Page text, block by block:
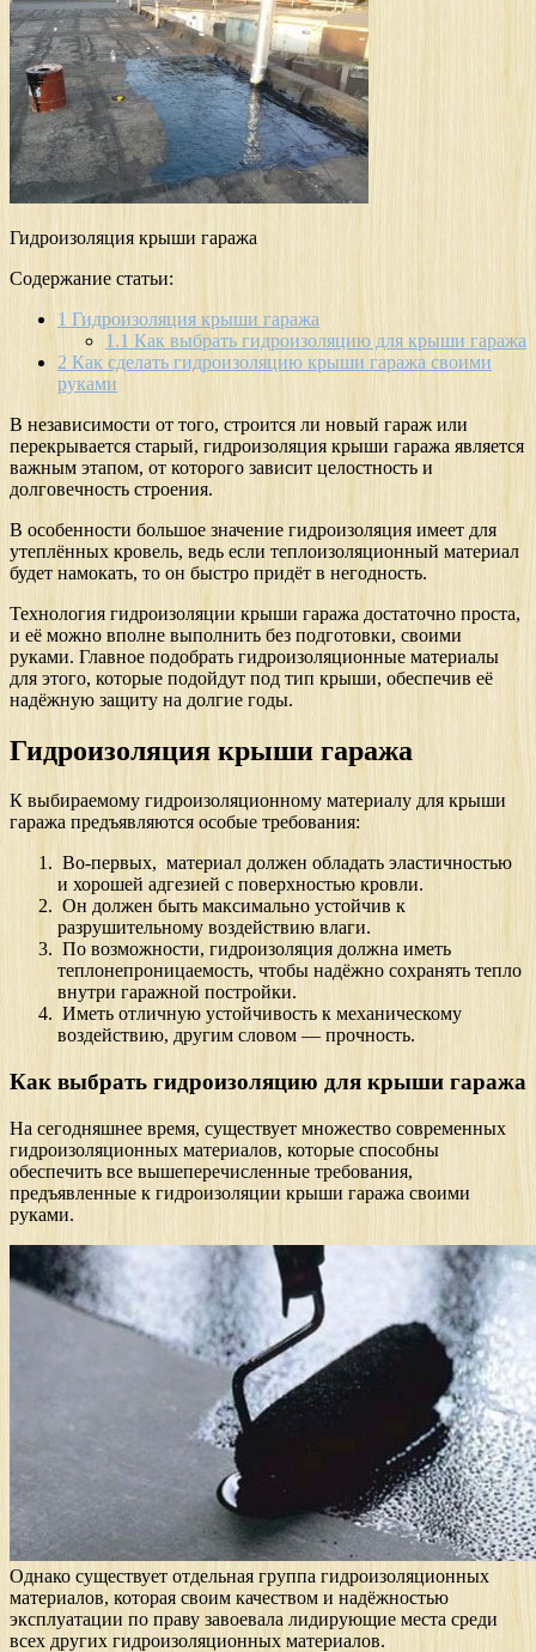
Гидроизоляция крыши гаража
Содержание статьи:
1 Гидроизоляция крыши гаража
1.1 Как выбрать гидроизоляцию для крыши гаража
2 Как сделать гидроизоляцию крыши гаража своими
руками
В независимости от того, строится ли новый гараж или
перекрывается старый, гидроизоляция крыши гаража является
важным этапом, от которого зависит целостность и
долговечность строения.
В особенности большое значение гидроизоляция имеет для
утеплённых кровель, ведь если теплоизоляционный материал
будет намокать, то он быстро придёт в негодность.
Технология гидроизоляции крыши гаража достаточно проста,
и её можно вполне выполнить без подготовки, своими
руками. Главное подобрать гидроизоляционные материалы
для этого, которые подойдут под тип крыши, обеспечив её
надёжную защиту на долгие годы.
Гидроизоляция крыши гаража
К выбираемому гидроизоляционному материалу для крыши
гаража предъявляются особые требования:
Во-первых, материал должен обладать эластичностью
и хорошей адгезией с поверхностью кровли.
Он должен быть максимально устойчив к
разрушительному воздействию влаги.
По возможности, гидроизоляция должна иметь
теплонепроницаемость, чтобы надёжно сохранять тепло
внутри гаражной постройки.
Иметь отличную устойчивость к механическому
воздействию, другим словом — прочность.
Как выбрать гидроизоляцию для крыши гаража
На сегодняшнее время, существует множество современных
гидроизоляционных материалов, которые способны
обеспечить все вышеперечисленные требования,
предъявленные к гидроизоляции крыши гаража своими
руками.
Однако существует отдельная группа гидроизоляционных
материалов, которая своим качеством и надёжностью
эксплуатации по праву завоевала лидирующие места среди
всех других гидроизоляционных материалов.